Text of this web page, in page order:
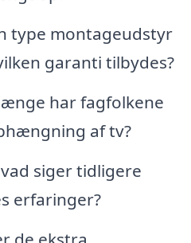
type montageudstyr
garanti tilbydes?
har fagfolkene
af tv?
siger tidligere
erfaringer?